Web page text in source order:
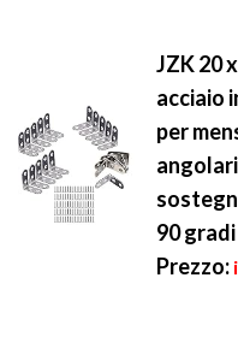
JZK 20
acciaio
per
90 gradi
Prezzo: